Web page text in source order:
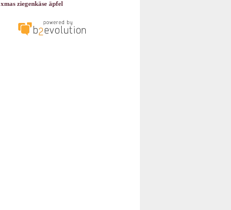
xmas ziegenkäse äpfel